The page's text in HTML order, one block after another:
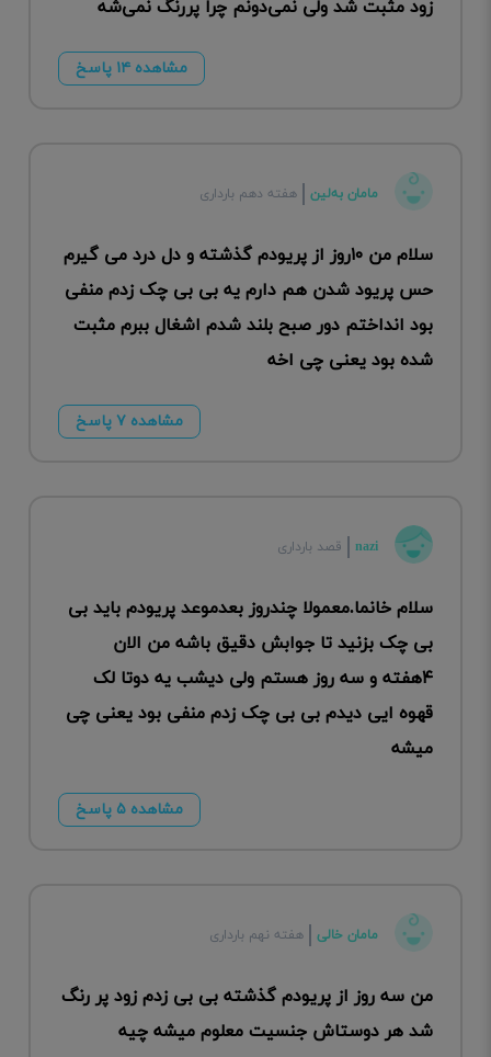
زود مثبت شد ولی نمی‌دونم چرا پررنگ نمی‌شه
مشاهده ۱۴ پاسخ
مامان به‌لین هفته دهم بارداری
سلام من ۱۰روز از پریودم گذشته و دل درد می گیرم
حس پریود شدن هم دارم یه بی بی چک زدم منفی
بود انداختم دور صبح بلند شدم اشغال ببرم مثبت
شده بود یعنی چی اخه
مشاهده ۷ پاسخ
nazi قصد بارداری
سلام خانما.معمولا چندروز بعدموعد پریودم باید بی
بی چک بزنید تا جوابش دقیق باشه من الان
۴هفته و سه روز هستم ولی دیشب یه دوتا لک
قهوه ایی دیدم بی بی چک زدم منفی بود یعنی چی
میشه
مشاهده ۵ پاسخ
مامان خالی هفته نهم بارداری
من سه روز از پریودم گذشته بی بی زدم زود پر رنگ
شد هر دوستاش جنسیت معلوم میشه چیه